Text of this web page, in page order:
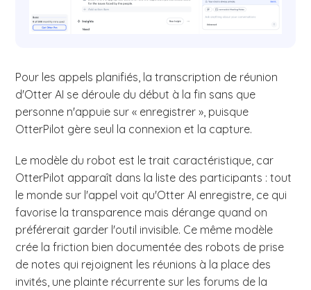
Pour les appels planifiés, la transcription de réunion
d'Otter AI se déroule du début à la fin sans que
personne n'appuie sur « enregistrer », puisque
OtterPilot gère seul la connexion et la capture.
Le modèle du robot est le trait caractéristique, car
OtterPilot apparaît dans la liste des participants : tout
le monde sur l'appel voit qu'Otter AI enregistre, ce qui
favorise la transparence mais dérange quand on
préférerait garder l'outil invisible. Ce même modèle
crée la friction bien documentée des robots de prise
de notes qui rejoignent les réunions à la place des
invités, une plainte récurrente sur les forums de la